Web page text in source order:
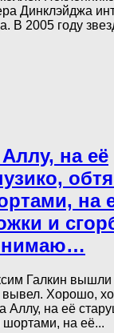
Динклэйджа
В 2005 году
на её
на
и
Галкин
Хорошо,
на её
на её...